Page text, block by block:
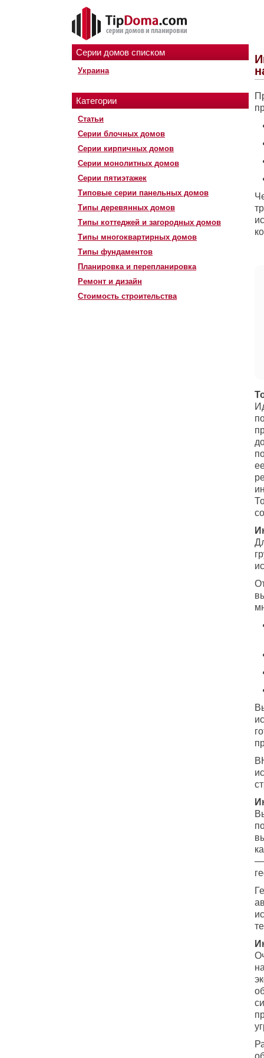
Серии домов списком
Украина
Категории
Статьи
Серии блочных домов
Серии кирпичных домов
Серии монолитных домов
Серии пятиэтажек
Типовые серии панельных домов
Типы деревянных домов
Типы коттеджей и загородных домов
Типы многоквартирных домов
Типы фундаментов
Планировка и перепланировка
Ремонт и дизайн
Стоимость строительства
—